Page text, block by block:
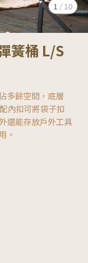
1 /10
簧桶 L/S
多餘空間，底層
內扣可將袋子扣
還能存放戶外工具
。